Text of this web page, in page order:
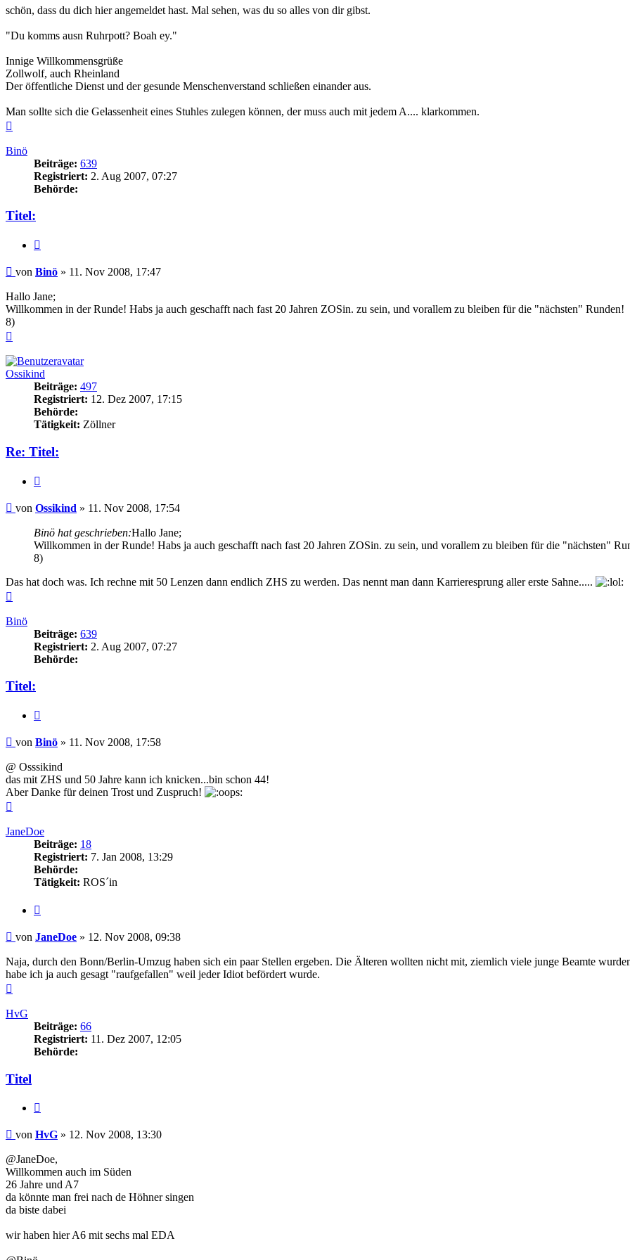
schön, dass du dich hier angemeldet hast. Mal sehen, was du so alles von dir gibst.
"Du komms ausn Ruhrpott? Boah ey."
Innige Willkommensgrüße
Zollwolf, auch Rheinland
Der öffentliche Dienst und der gesunde Menschenverstand schließen einander aus.
Man sollte sich die Gelassenheit eines Stuhles zulegen können, der muss auch mit jedem A.... klarkommen.
Binö
Beiträge: 639
Registriert: 2. Aug 2007, 07:27
Behörde:
Titel:
Beitrag
von Binö » 11. Nov 2008, 17:47
Hallo Jane;
Willkommen in der Runde! Habs ja auch geschafft nach fast 20 Jahren ZOSin. zu sein, und vorallem zu bleiben für die "nächsten" Runden!
8)
Ossikind
Beiträge: 497
Registriert: 12. Dez 2007, 17:15
Behörde:
Tätigkeit: Zöllner
Re: Titel:
Beitrag
von Ossikind » 11. Nov 2008, 17:54
Binö hat geschrieben:Hallo Jane;
Willkommen in der Runde! Habs ja auch geschafft nach fast 20 Jahren ZOSin. zu sein, und vorallem zu bleiben für die "nächsten"
8)
Das hat doch was. Ich rechne mit 50 Lenzen dann endlich ZHS zu werden. Das nennt man dann Karrieresprung aller erste Sahne.....
Binö
Beiträge: 639
Registriert: 2. Aug 2007, 07:27
Behörde:
Titel:
Beitrag
von Binö » 11. Nov 2008, 17:58
@ Osssikind
das mit ZHS und 50 Jahre kann ich knicken...bin schon 44!
Aber Danke für deinen Trost und Zuspruch!
JaneDoe
Beiträge: 18
Registriert: 7. Jan 2008, 13:29
Behörde:
Tätigkeit: ROS´in
Beitrag
von JaneDoe » 12. Nov 2008, 09:38
Naja, durch den Bonn/Berlin-Umzug haben sich ein paar Stellen ergeben. Die Älteren wollten nicht mit, ziemlich viele junge Beamte
habe ich ja auch gesagt "raufgefallen" weil jeder Idiot befördert wurde.
HvG
Beiträge: 66
Registriert: 11. Dez 2007, 12:05
Behörde:
Titel
Beitrag
von HvG » 12. Nov 2008, 13:30
@JaneDoe,
Willkommen auch im Süden
26 Jahre und A7
da könnte man frei nach de Höhner singen
da biste dabei
wir haben hier A6 mit sechs mal EDA